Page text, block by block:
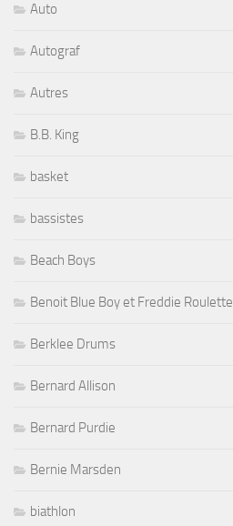
Auto
Autograf
Autres
B.B. King
basket
bassistes
Beach Boys
Benoit Blue Boy et Freddie Roulette
Berklee Drums
Bernard Allison
Bernard Purdie
Bernie Marsden
biathlon